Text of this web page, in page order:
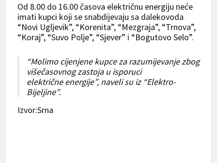
Od 8.00 do 16.00 časova električnu energiju neće
imati kupci koji se snabdijevaju sa dalekovoda
“Novi Ugljevik”, “Korenita”, “Mezgraja”, “Trnova”,
“Koraj”, “Suvo Polje”, “Sjever” i “Bogutovo Selo”.
“Molimo cijenjene kupce za razumijevanje zbog
višečasovnog zastoja u isporuci
električne energije”, naveli su iz “Elektro-
Bijeljine”.
Izvor:Srna